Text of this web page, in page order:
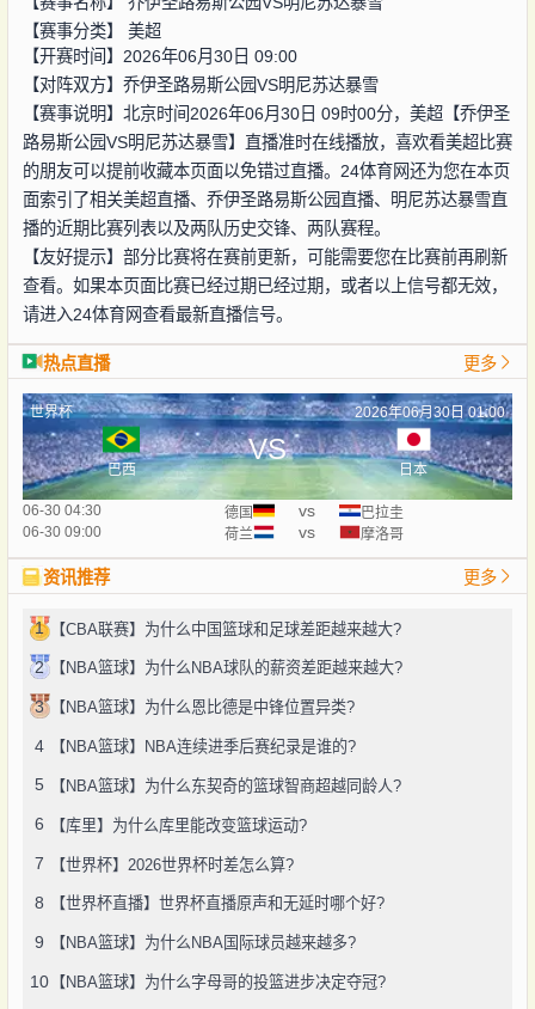
【赛事分类】 美超
【开赛时间】2026年06月30日 09:00
【对阵双方】 乔伊圣路易斯公园VS明尼苏达暴雪
【赛事说明】北京时间2026年06月30日 09时00分，美超【乔伊圣
路易斯公园VS明尼苏达暴雪】直播准时在线播放，喜欢看美超比赛
的朋友可以提前收藏本页面以免错过直播。24体育网还为您在本页
面索引了相关美超直播、乔伊圣路易斯公园直播、明尼苏达暴雪直
播的近期比赛列表以及两队历史交锋、两队赛程。
【友好提示】部分比赛将在赛前更新，可能需要您在比赛前再刷新
查看。如果本页面比赛已经过期已经过期，或者以上信号都无效，
请进入24体育网查看最新直播信号。
热点直播 更多
世界杯 2026年06月30日 01:00
巴西
VS
日本
06-30 04:30 德国 vs
巴拉圭
06-30 09:00
荷兰 vs 摩洛哥
资讯推荐 更多
1 【CBA联赛】为什么中国篮球和足球差距越来越大?
2 【NBA篮球】为什么NBA球队的薪资差距越来越大?
3 【NBA篮球】为什么恩比德是中锋位置异类?
4 【NBA篮球】NBA连续进季后赛纪录是谁的?
5 【NBA篮球】为什么东契奇的篮球智商超越同龄人?
6 【库里】为什么库里能改变篮球运动?
7 【世界杯】2026世界杯时差怎么算?
8 【世界杯直播】世界杯直播原声和无延时哪个好?
9 【NBA篮球】为什么NBA国际球员越来越多?
10 【NBA篮球】为什么字母哥的投篮进步决定夺冠?